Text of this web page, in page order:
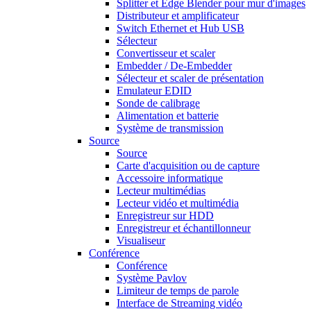
Splitter et Edge Blender pour mur d'images
Distributeur et amplificateur
Switch Ethernet et Hub USB
Sélecteur
Convertisseur et scaler
Embedder / De-Embedder
Sélecteur et scaler de présentation
Emulateur EDID
Sonde de calibrage
Alimentation et batterie
Système de transmission
Source
Source
Carte d'acquisition ou de capture
Accessoire informatique
Lecteur multimédias
Lecteur vidéo et multimédia
Enregistreur sur HDD
Enregistreur et échantillonneur
Visualiseur
Conférence
Conférence
Système Pavlov
Limiteur de temps de parole
Interface de Streaming vidéo